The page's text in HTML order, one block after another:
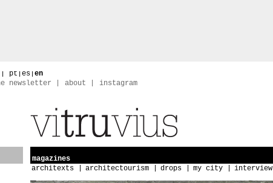
| pt | es | en
newsletter
about instagram
magazines
architexts
architectourism drops my city interview